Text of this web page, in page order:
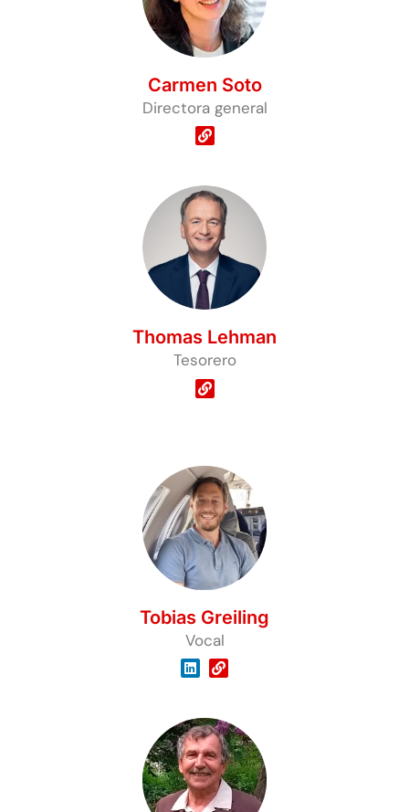
Carmen Soto
Directora general
Thomas Lehman
Tesorero
Tobias Greiling
Vocal